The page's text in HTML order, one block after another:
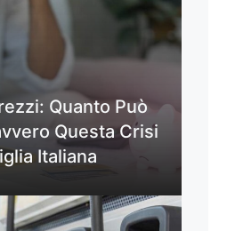
Quanto Può
Questa Crisi
Italiana